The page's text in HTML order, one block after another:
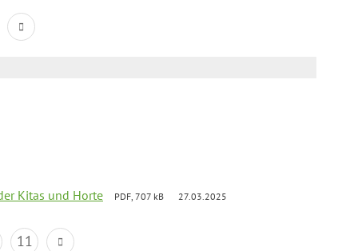
Kitas und Horte PDF, 707 kB 27.03.2025
11